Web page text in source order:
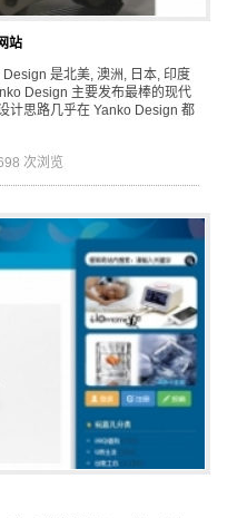
站
是北美, 澳洲, 日本, 印度
Design 主要发布最棒的现代
计思路几乎在 Yanko Design 都
次浏览